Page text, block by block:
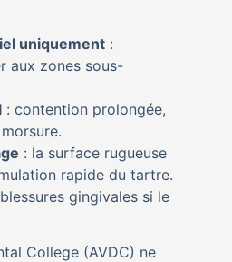
uniquement :
aux zones sous-
: contention prolongée,
: la surface rugueuse
rapide du tartre.
gingivales si le
College (AVDC) ne